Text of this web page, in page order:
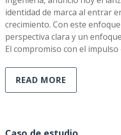
identidad de marca al entrar
crecimiento. Con este
perspectiva clara y un
El compromiso con el
READ MORE